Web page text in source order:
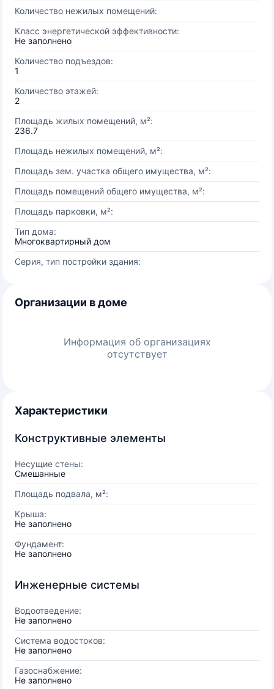
Количество нежилых помещений:
Класс энергетической эффективности:
Не заполнено
Количество подъездов:
1
Количество этажей:
2
Площадь жилых помещений, м²:
236.7
Площадь нежилых помещений, м²:
Площадь зем. участка общего имущества, м²:
Площадь помещений общего имущества, м²:
Площадь парковки, м²:
Тип дома:
Многоквартирный дом
Серия, тип постройки здания:
Организации в доме
Информация об организациях
отсутствует
Характеристики
Конструктивные элементы
Несущие стены:
Смешанные
Площадь подвала, м²:
Крыша:
Не заполнено
Фундамент:
Не заполнено
Инженерные системы
Водоотведение:
Не заполнено
Система водостоков:
Не заполнено
Газоснабжение:
Не заполнено